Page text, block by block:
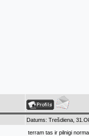
Datums: Trešdiena,
terram tas ir pilnigi